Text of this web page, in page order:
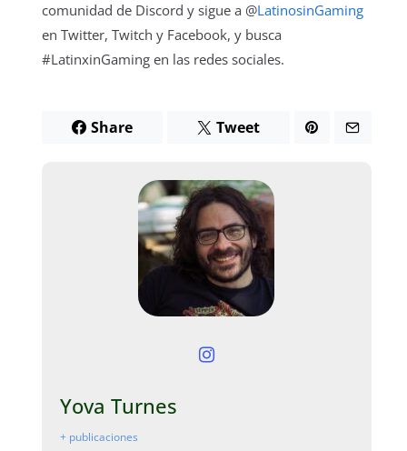
comunidad de Discord y sigue a @LatinosinGaming
en Twitter, Twitch y Facebook, y busca
#LatinxinGaming en las redes sociales.
Share Tweet
Yova Turnes
+ publicaciones